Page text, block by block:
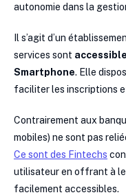
autonomie dans la
Il s’agit d’un
services sont
Smartphone. Elle
faciliter les inscriptions
Contrairement aux
mobiles) ne sont pas
Ce sont des Fintechs
utilisateur en offrant à
facilement accessibles.